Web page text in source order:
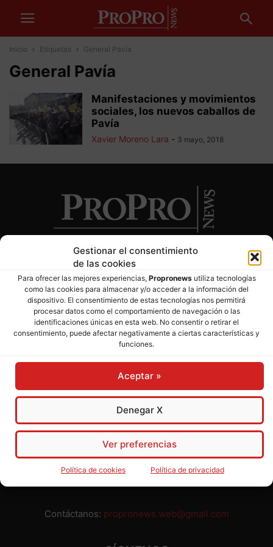
Gestionar el consentimiento
de las cookies
Para ofrecer las mejores experiencias, Propronewsutiliza tecnologías
como las cookies para almacenar y/o acceder a la información del
dispositivo. El consentimiento de estas tecnologías nos permitirá
procesar datos como el comportamiento de navegación o las
identificaciones únicas en esta web. No consentir o retirar el
consentimiento, puede afectar negativamente a ciertas características y
funciones.
Aceptar »
Denegar X
Ver preferencias
Política de cookies Política de privacidad
Inicio Etiquetas General Pavía
General Pavía
Manifestaciones y movimientos
sociales, los nuevos caballos de
Pavía
Xavier Moreno Lara - 3 mayo, 2018
SOBRE NOSOTROS
Director: José Mª Pagador- Subdirectora: Rosa Puch
José María Pagador Otero - Wikipedia
Para preservar nuestra independencia,
admite publicidad ni subvenciones o ayudas públicas o
privadas. Ninguno de nuestros directivos, redactores y
colaboradores percibe remuneración alguna. Realizamos
nuestro trabajo por amor al periodismo, a la verdad y a la
libertad y en solidaridad con la ciudadanía.
Usted puede colaborar con nosotros divulgando nuestro
periódico, compartiendo nuestros contenidos, sugiriendo temas
y comunicándonos cualquier injusticia o asunto de interés.
Contáctanos: propronews.web@gmail.com